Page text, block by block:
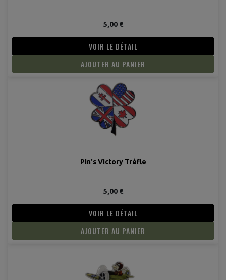
(1 avis)
5,00 €
VOIR LE DÉTAIL
AJOUTER AU PANIER
Pin's Victory Trèfle
5,00 €
VOIR LE DÉTAIL
AJOUTER AU PANIER